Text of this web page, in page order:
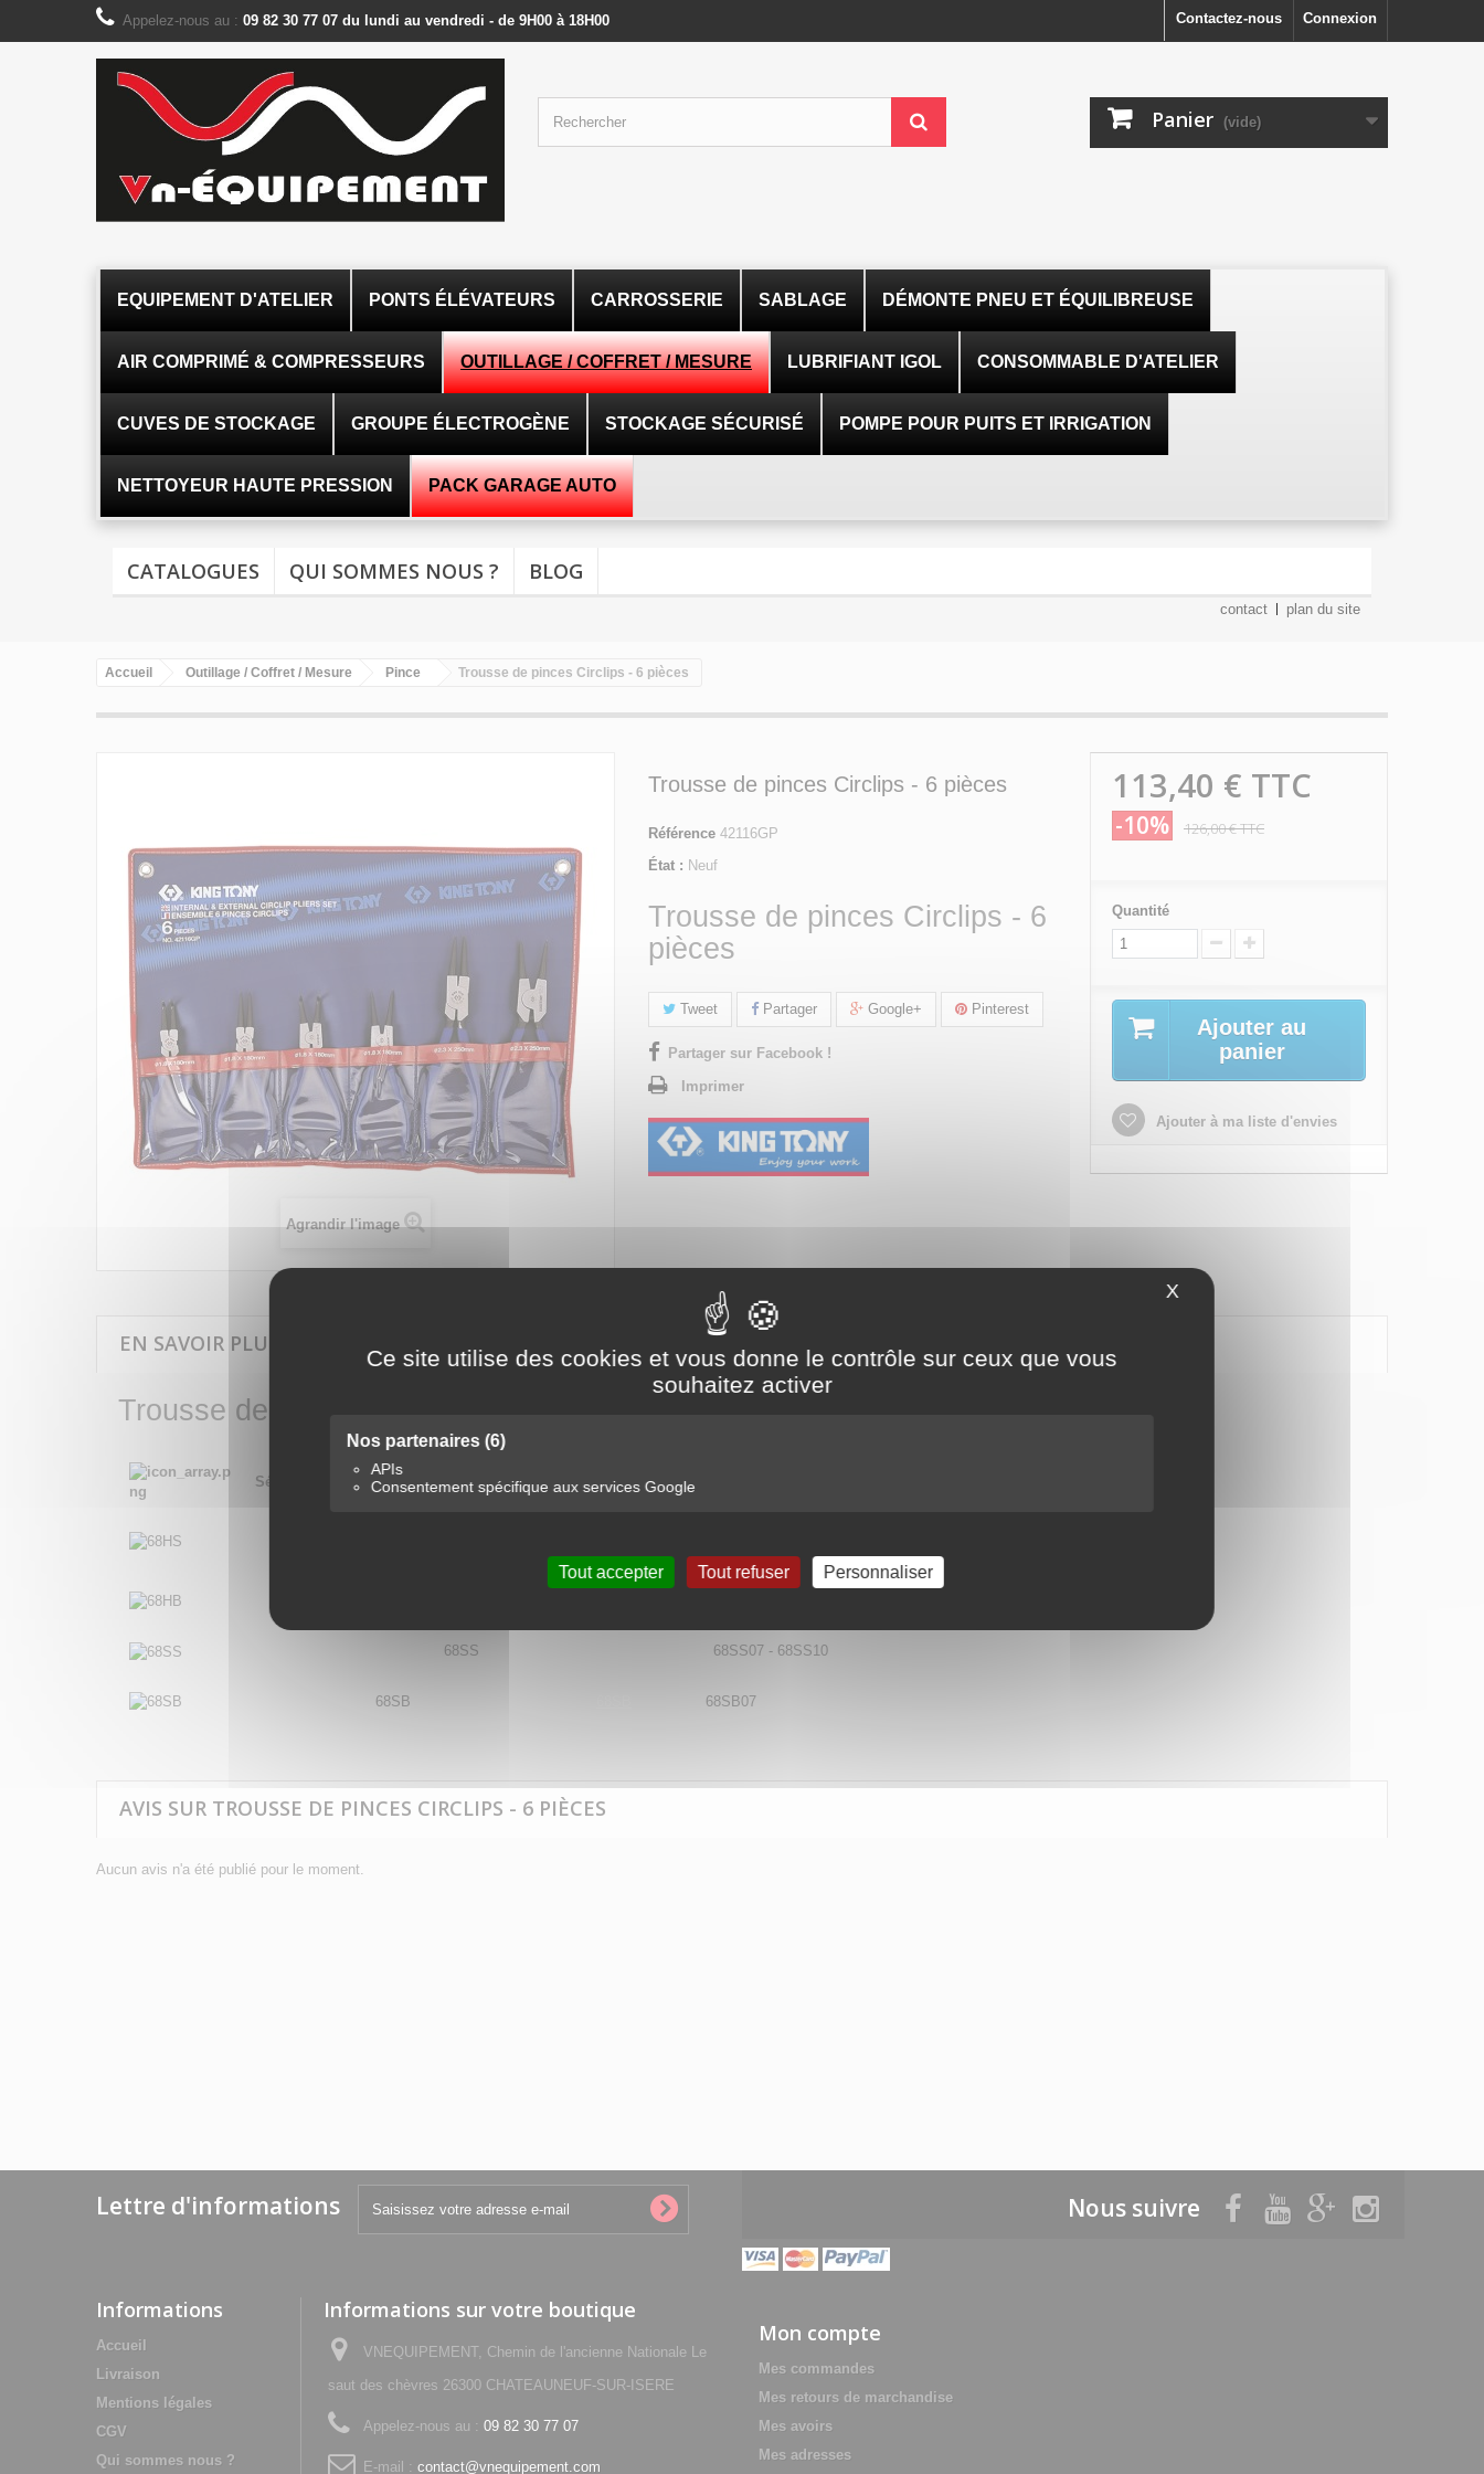
Panneau de gestion des cookies
Ce site utilise des cookies et vous donne le contrôle sur ceux que vous
souhaitez activer
Nos partenaires (6)
APIs
Consentement spécifique aux services Google
Tout accepter Tout refuser Personnaliser
X Masquer le bandeau des cookies
Connexion
Contactez-nous
Appelez-nous au : 09 82 30 77 07 du lundi au vendredi - de 9H00 à 18H00
Panier (vide)
EQUIPEMENT D'ATELIER PONTS ÉLÉVATEURS CARROSSERIE SABLAGE DÉMONTE PNEU ET ÉQUILIBREUSE
AIR COMPRIMÉ & COMPRESSEURS OUTILLAGE / COFFRET / MESURE LUBRIFIANT IGOL CONSOMMABLE D'ATELIER
CUVES DE STOCKAGE GROUPE ÉLECTROGÈNE STOCKAGE SÉCURISÉ POMPE POUR PUITS ET IRRIGATION
NETTOYEUR HAUTE PRESSION PACK GARAGE AUTO
CATALOGUES QUI SOMMES NOUS ? BLOG
contact plan du site
Accueil Outillage / Coffret / Mesure Pince Trousse de pinces Circlips - 6 pièces
Agrandir l'image
Trousse de pinces Circlips - 6 pièces
Référence 42116GP
État : Neuf
Trousse de pinces Circlips - 6
pièces
Tweet Partager Google+ Pinterest
Partager sur Facebook !
Imprimer
113,40 € TTC
-10% 126,00 €TTC
Quantité
Ajouter au
panier
Ajouter à ma liste d'envies
EN SAVOIR PLUS SUR TROUSSE DE PINCES CIRCLIPS - 6 PIÈCES
Trousse de pinces Circlips - 6 pièces
Série
68SS 68SS07 - 68SS10
68SB 68SB07
AVIS SUR TROUSSE DE PINCES CIRCLIPS - 6 PIÈCES
Aucun avis n'a été publié pour le moment.
Lettre d'informations Nous suivre
Informations
Accueil
Livraison
Mentions légales
CGV
Qui sommes nous ?
Informations sur votre boutique
VNEQUIPEMENT, Chemin de l'ancienne Nationale Le
saut des chèvres 26300 CHATEAUNEUF-SUR-ISERE
Appelez-nous au : 09 82 30 77 07
E-mail : contact@vnequipement.com
Mon compte
Mes commandes
Mes retours de marchandise
Mes avoirs
Mes adresses